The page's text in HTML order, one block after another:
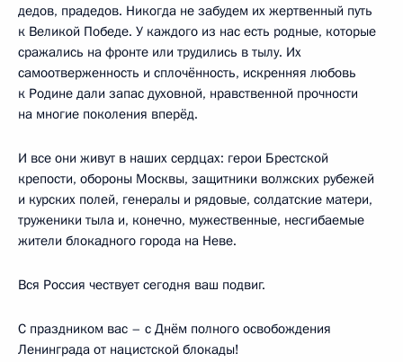
дедов, прадедов. Никогда не забудем их жертвенный путь
к Великой Победе. У каждого из нас есть родные, которые
сражались на фронте или трудились в тылу. Их
самоотверженность и сплочённость, искренняя любовь
к Родине дали запас духовной, нравственной прочности
на многие поколения вперёд.
И все они живут в наших сердцах: герои Брестской
крепости, обороны Москвы, защитники волжских рубежей
и курских полей, генералы и рядовые, солдатские матери,
труженики тыла и, конечно, мужественные, несгибаемые
жители блокадного города на Неве.
Вся Россия чествует сегодня ваш подвиг.
С праздником вас – с Днём полного освобождения
Ленинграда от нацистской блокады!